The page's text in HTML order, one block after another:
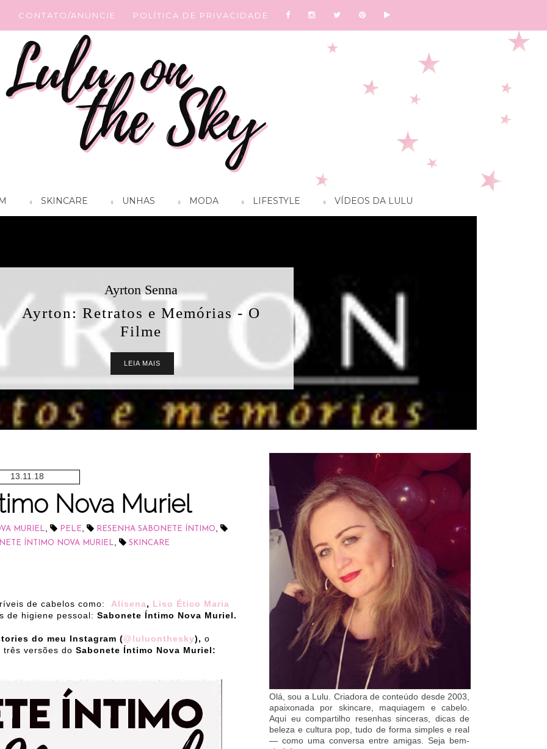
CONTATO/ANUNCIE POLÍTICA DE PRIVACIDADE
SKINCARE UNHAS MODA LIFESTYLE VÍDEOS DA LULU
Ayrton Senna
Ayrton: Retratos e Memórias - O
Filme
LEIA MAIS
13.11.18
Nova Muriel
MURIEL PELE RESENHA SABONETE ÍNTIMO
ÍNTIMO NOVA MURIEL SKINCARE
de cabelos como: Alisena, Liso Ético Maria
de higiene pessoal: Sabonete Íntimo Nova Muriel.
do meu Instagram (@luluonthesky), o
três versões do Sabonete Íntimo Nova Muriel:
Olá, sou a Lulu. Criadora de conteúdo desde 2003,
apaixonada por skincare, maquiagem e cabelo.
Aqui eu compartilho resenhas sinceras, dicas de
beleza e cultura pop, tudo de forma simples e real
— como uma conversa entre amigas. Seja bem-